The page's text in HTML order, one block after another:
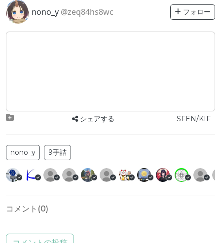
nono_y @zeq84hs8wc フォロー
シェアする SFEN/KIF
nono_y 9手詰
コメント(0)